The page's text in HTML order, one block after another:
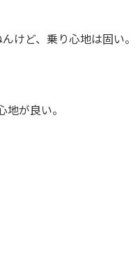
けど、乗り心地は固い。
が良い。